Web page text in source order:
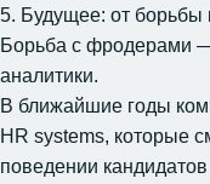
5. Будущее: от борьбы
Борьба с фродерами
аналитики.
В ближайшие годы
HR systems, которые
поведении